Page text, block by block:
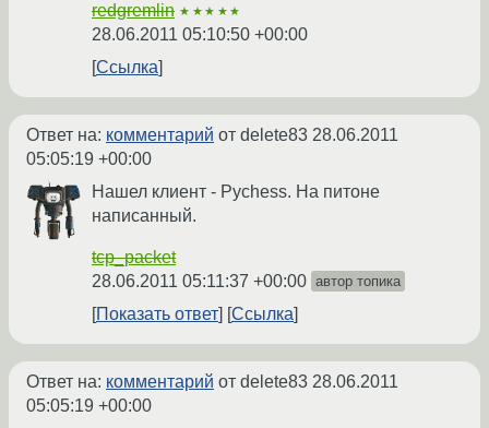
redgremlin ★★★★★
28.06.2011 05:10:50 +00:00
Ссылка
Ответ на: комментарий от delete83 28.06.2011
05:05:19 +00:00
Нашел клиент - Pychess. На питоне
написанный.
tcp_packet
28.06.2011 05:11:37 +00:00 автор топика
Показать ответ Ссылка
Ответ на: комментарий от delete83 28.06.2011
05:05:19 +00:00